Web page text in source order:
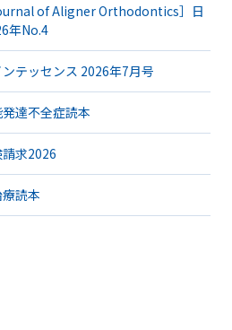
of Aligner Orthodontics］日
年No.4
テッセンス 2026年7月号
達不全症読本
求2026
読本